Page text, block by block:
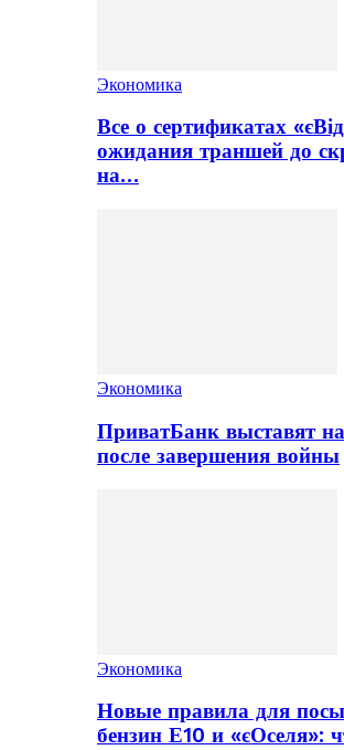
Экономика
Все о сертификатах
ожидания траншей до
на…
Экономика
ПриватБанк выставят
после завершения войны
Экономика
Новые правила для
бензин Е10 и «єОселя»: